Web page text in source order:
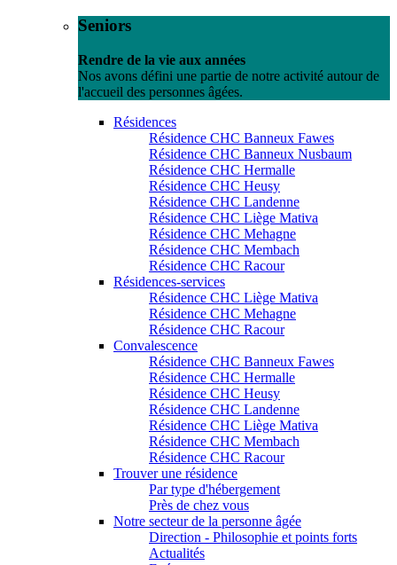
Seniors
Rendre de la vie aux années
Nos avons défini une partie de notre activité autour de
l'accueil des personnes âgées.
Résidences
Résidence CHC Banneux Fawes
Résidence CHC Banneux Nusbaum
Résidence CHC Hermalle
Résidence CHC Heusy
Résidence CHC Landenne
Résidence CHC Liège Mativa
Résidence CHC Mehagne
Résidence CHC Membach
Résidence CHC Racour
Résidences-services
Résidence CHC Liège Mativa
Résidence CHC Mehagne
Résidence CHC Racour
Convalescence
Résidence CHC Banneux Fawes
Résidence CHC Hermalle
Résidence CHC Heusy
Résidence CHC Landenne
Résidence CHC Liège Mativa
Résidence CHC Membach
Résidence CHC Racour
Trouver une résidence
Par type d'hébergement
Près de chez vous
Notre secteur de la personne âgée
Direction - Philosophie et points forts
Actualités